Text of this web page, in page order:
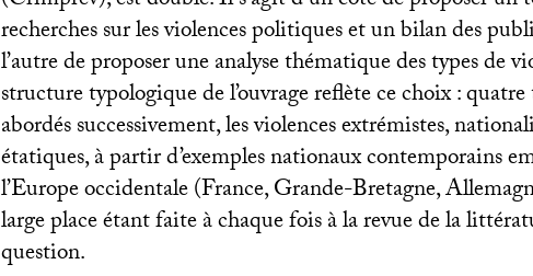
recherches sur les violences politiques et un bilan des
l’autre de proposer une analyse thématique des types de
structure typologique de l’ouvrage reflète ce choix :
abordés successivement, les violences extrémistes,
étatiques, à partir d’exemples nationaux contemporains
l’Europe occidentale (France, Grande-Bretagne,
large place étant faite à chaque fois à la revue de la
question.